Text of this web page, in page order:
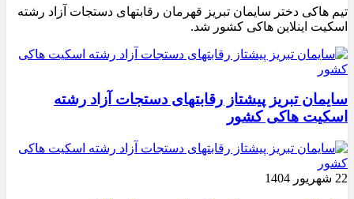
تیم هاکی دختر سایمان تبریز قهرمان رقابتهای دستجات آزاد رشته
اسکیت اینلاین هاکی کشور شد.
سایمان تبریز پیشتاز رقابتهای دستجات آزاد رشته
اسکیت هاکی کشور
22 شهریور 1404